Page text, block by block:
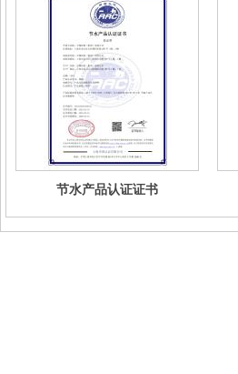
节水产品认证证书